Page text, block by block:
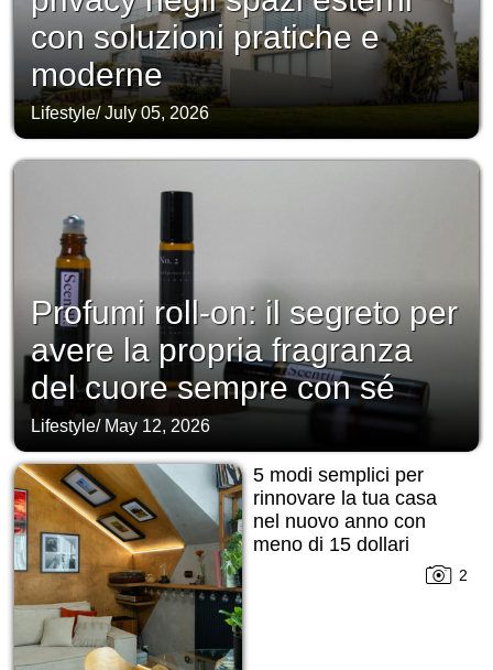
con soluzioni pratiche e
moderne
Lifestyle/July 05, 2026
Profumi roll-on: il segreto per
avere la propria fragranza
del cuore sempre con sé
Lifestyle/ May 12, 2026
5 modi semplici per
rinnovare la tua casa
nel nuovo anno con
meno di 15 dollari
2